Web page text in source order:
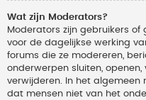
Wat zijn Moderators?
Moderators zijn gebruikers
voor de dagelijkse werking
forums die ze modereren,
onderwerpen sluiten,
verwijderen. In het algemeen
dat mensen niet van het